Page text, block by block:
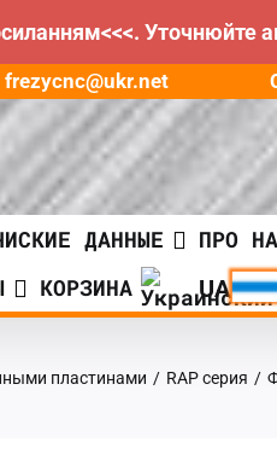
Уточнюйте
frezycnc@ukr.net
ДАННЫЕ ПРО
КОРЗИНА
пластинами / RAP серия /